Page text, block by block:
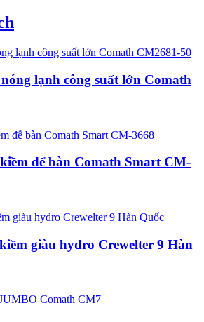
lạnh công suất lớn Comath
để bàn Comath Smart CM-
giàu hydro Crewelter 9 Hàn